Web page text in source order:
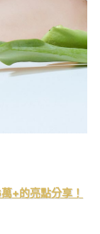
+的亮點分享！